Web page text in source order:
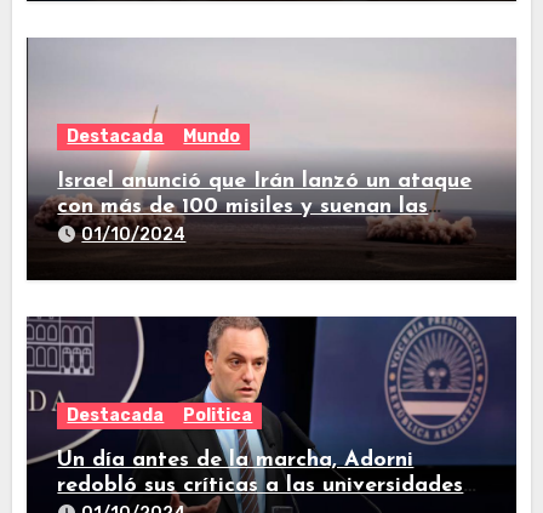
Destacada Mundo
Israel anunció que Irán lanzó un ataque
con más de 100 misiles y suenan las
sirenas en todo el país
01/10/2024
Destacada Politica
Un día antes de la marcha, Adorni
redobló sus críticas a las universidades